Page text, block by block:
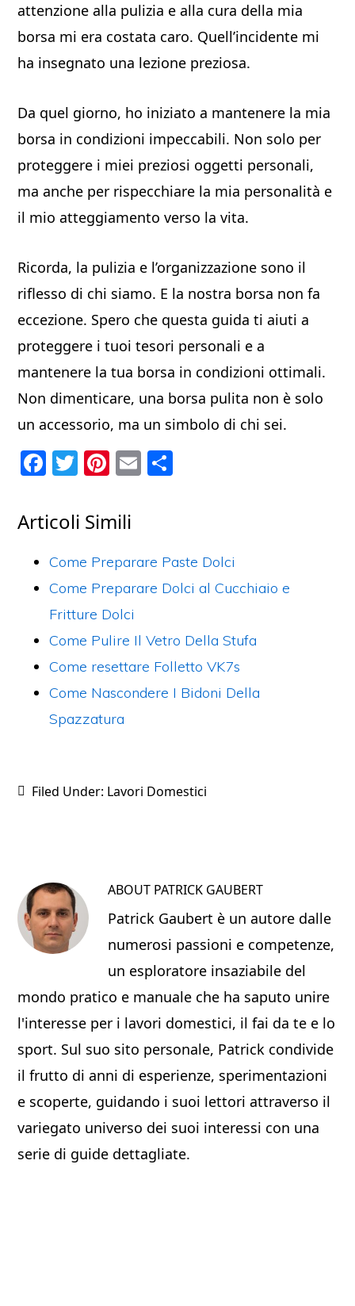
attenzione alla pulizia e alla cura della mia
borsa mi era costata caro. Quell’incidente mi
ha insegnato una lezione preziosa.
Da quel giorno, ho iniziato a mantenere la mia
borsa in condizioni impeccabili. Non solo per
proteggere i miei preziosi oggetti personali,
ma anche per rispecchiare la mia personalità e
il mio atteggiamento verso la vita.
Ricorda, la pulizia e l’organizzazione sono il
riflesso di chi siamo. E la nostra borsa non fa
eccezione. Spero che questa guida ti aiuti a
proteggere i tuoi tesori personali e a
mantenere la tua borsa in condizioni ottimali.
Non dimenticare, una borsa pulita non è solo
un accessorio, ma un simbolo di chi sei.
F
c
e
b
o
o
k
T
itt
er
Pi
er
e
st
E
vi
di
Articoli Simili
Come Preparare Paste Dolci
Come Preparare Dolci al Cucchiaio e
Fritture Dolci
Come Pulire Il Vetro Della Stufa
Come resettare Folletto VK7s
Come Nascondere I Bidoni Della
Spazzatura
Filed Under: Lavori Domestici
ABOUT PATRICK GAUBERT
Patrick Gaubert è un autore dalle
numerosi passioni e competenze,
un esploratore insaziabile del
mondo pratico e manuale che ha saputo unire
l'interesse per i lavori domestici, il fai da te e lo
sport. Sul suo sito personale, Patrick condivide
il frutto di anni di esperienze, sperimentazioni
e scoperte, guidando i suoi lettori attraverso il
variegato universo dei suoi interessi con una
serie di guide dettagliate.